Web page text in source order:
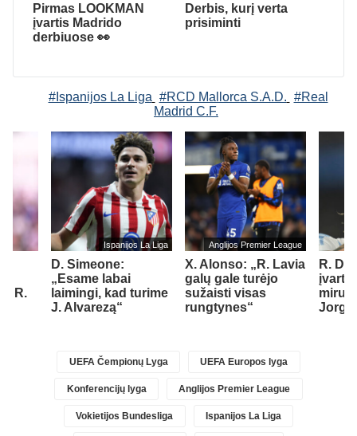
Pirmas LOOKMAN
įvartis Madrido
derbiuose 👀
Derbis, kurį verta
prisiminti
#Ispanijos La Liga #RCD Mallorca S.A.D. #Real
Madrid C.F.
R.
Ispanijos La Liga
D. Simeone:
„Esame labai
laimingi, kad turime
J. Alvarezą“
Anglijos Premier League
X. Alonso: „R. Lavia
galų gale turėjo
sužaisti visas
rungtynes“
R.
įvartį
Jorge
UEFA Čempionų Lyga UEFA Europos lyga
Konferencijų lyga Anglijos Premier League
Vokietijos Bundesliga Ispanijos La Liga